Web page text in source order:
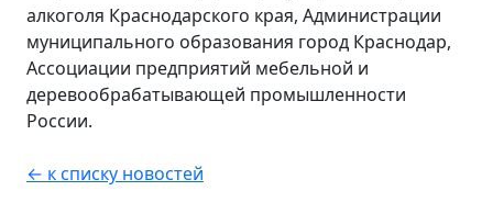
алкоголя Краснодарского края, Администрации
муниципального образования город Краснодар,
Ассоциации предприятий мебельной и
деревообрабатывающей промышленности
России.
← к списку новостей